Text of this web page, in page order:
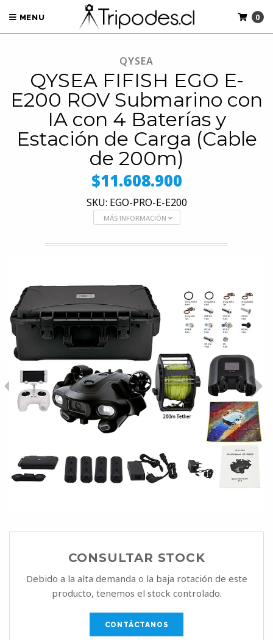
MENU 0
QYSEA
QYSEA FIFISH EGO E-
E200 ROV Submarino con
IA con 4 Baterías y
Estación de Carga (Cable
de 200m)
$11.608.900
SKU: EGO-PRO-E-E200
MÁS INFORMACIÓN
CONSULTAR STOCK
Debido a la alta demanda o la baja rotación de este
producto, tenemos el stock controlado.
CONTÁCTANOS